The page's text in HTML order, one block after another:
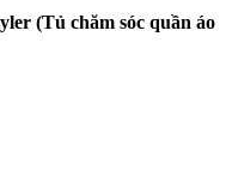
(Tủ chăm sóc quần áo